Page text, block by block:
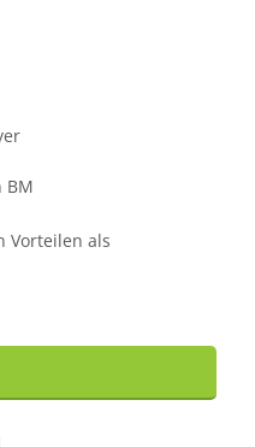
BM
Vorteilen als